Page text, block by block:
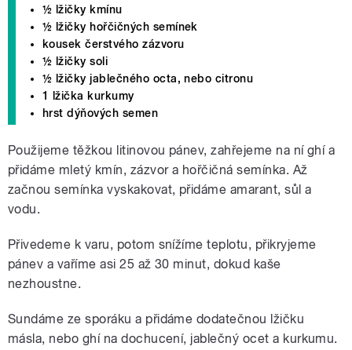
½ lžičky kmínu
½ lžičky hořčičných semínek
kousek čerstvého zázvoru
½ lžičky soli
½ lžičky jablečného octa, nebo citronu
1 lžička kurkumy
hrst dýňových semen
Použijeme těžkou litinovou pánev, zahřejeme na ní ghí a
přidáme mletý kmín, zázvor a hořčičná semínka. Až
začnou semínka vyskakovat, přidáme amarant, sůl a
vodu.
Přivedeme k varu, potom snížíme teplotu, přikryjeme
pánev a vaříme asi 25 až 30 minut, dokud kaše
nezhoustne.
Sundáme ze sporáku a přidáme dodatečnou lžičku
másla, nebo ghí na dochucení, jablečný ocet a kurkumu.